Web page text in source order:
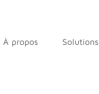
À propos Solutions